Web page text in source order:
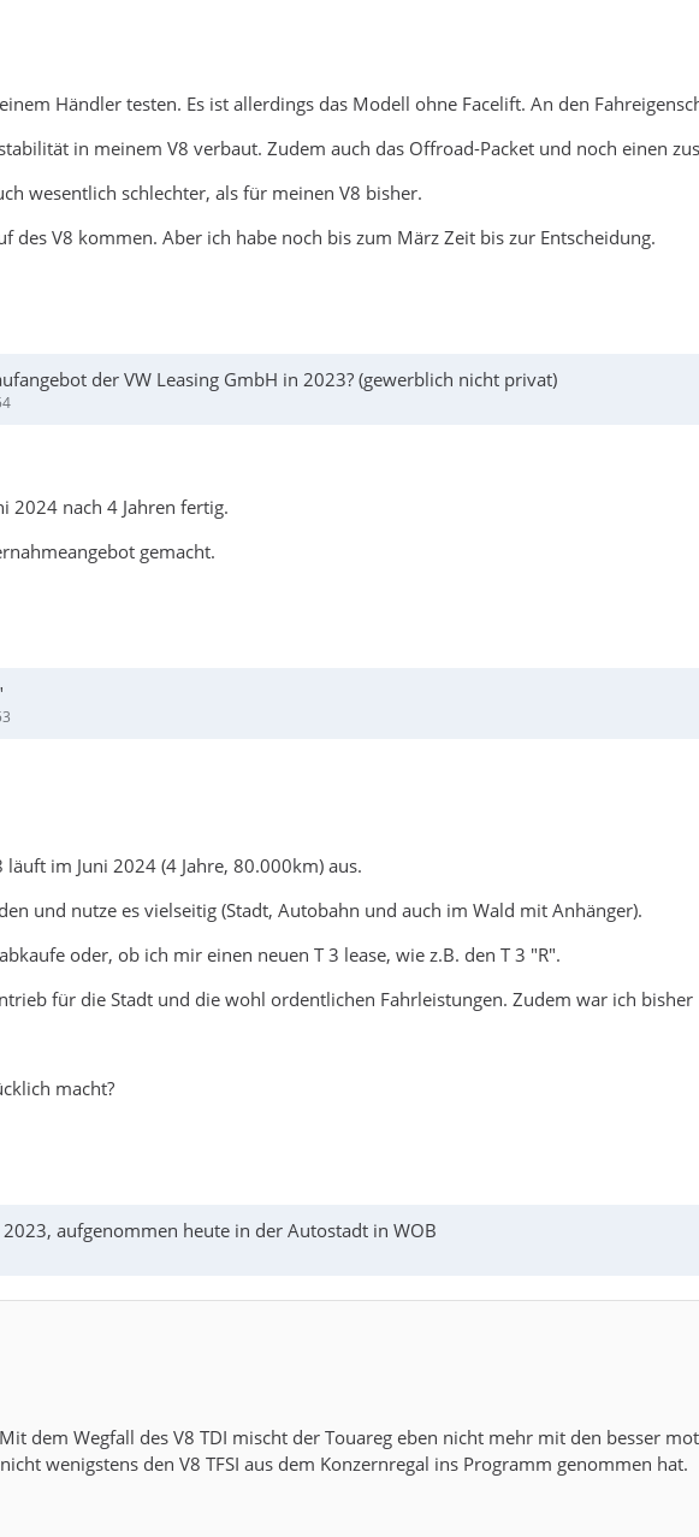
Händler testen. Es ist allerdings das Modell ohne Facelift. An den
in meinem V8 verbaut. Zudem auch das Offroad-Packet und noch einen
wesentlich schlechter, als für meinen V8 bisher.
des V8 kommen. Aber ich habe noch bis zum März Zeit bis zur Entscheidung.
der VW Leasing GmbH in 2023? (gewerblich nicht privat)
2024 nach 4 Jahren fertig.
gemacht.
im Juni 2024 (4 Jahre, 80.000km) aus.
und nutze es vielseitig (Stadt, Autobahn und auch im Wald mit Anhänger).
oder, ob ich mir einen neuen T 3 lease, wie z.B. den T 3 "R".
für die Stadt und die wohl ordentlichen Fahrleistungen. Zudem war ich
macht?
aufgenommen heute in der Autostadt in WOB
dem Wegfall des V8 TDI mischt der Touareg eben nicht mehr mit den besser
wenigstens den V8 TFSI aus dem Konzernregal ins Programm genommen hat.